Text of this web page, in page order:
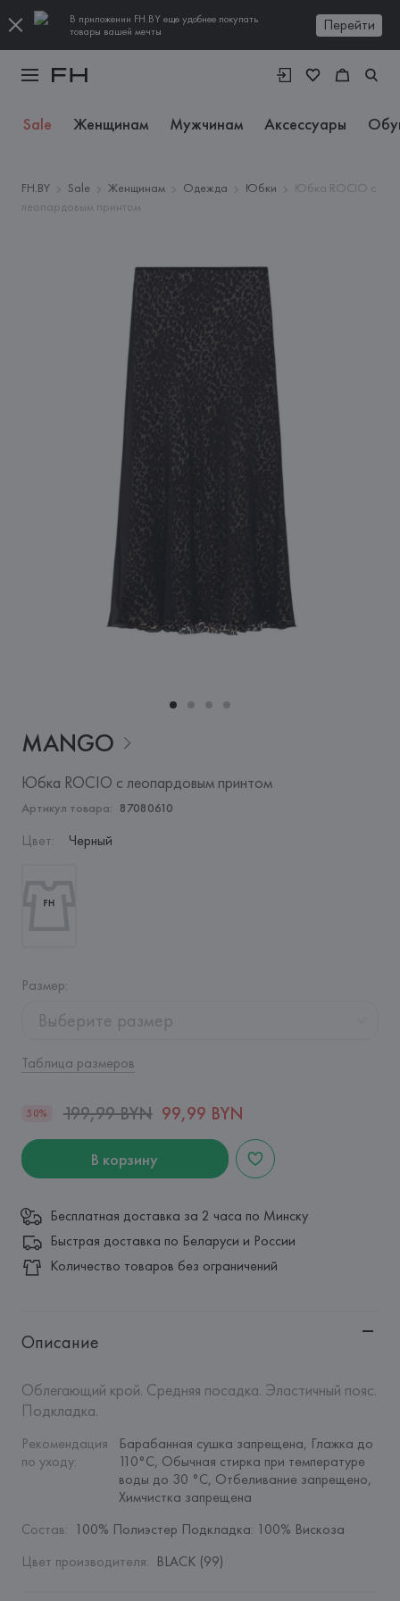
В приложении FH.BY еще удобнее покупать
товары вашей мечты
Перейти
Sale Женщинам Мужчинам Аксессуары
FH.BY Sale Женщинам Одежда Юбки
Юбка ROCIO с
леопардовым принтом
MANGO
Юбка ROCIO с леопардовым принтом
Артикул товара: 87080610
Цвет: Черный
Размер:
Выберите размер
Таблица размеров
50% 199,99 BYN 99,99 BYN
В корзину
Бесплатная доставка за 2 часа по Минску
Быстрая доставка по Беларуси и России
Количество товаров без ограничений
Описание
Облегающий крой. Средняя посадка. Эластичный пояс.
Подкладка.
Рекомендация
по уходу:
Барабанная сушка запрещена, Глажка до
110°C, Обычная стирка при температуре
воды до 30 °C, Отбеливание запрещено,
Химчистка запрещена
Состав: 100% Полиэстер Подкладка: 100% Вискоза
Цвет производителя: BLACK (99)